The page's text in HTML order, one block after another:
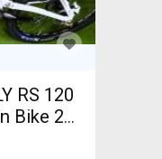
RS 120
Bike 26"